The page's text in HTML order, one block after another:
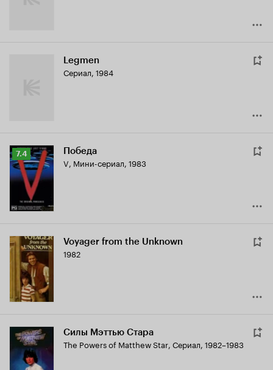
Legmen
Сериал, 1984
Рейтинг
Кинопоиска
7.4
7.4 Победа
V, Мини-сериал, 1983
Voyager from the Unknown
1982
Силы Мэттью Стара
The Powers of Matthew Star, Сериал, 1982–1983